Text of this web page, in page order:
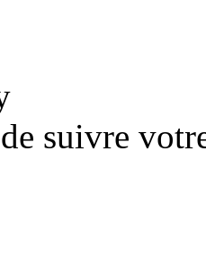
suivre